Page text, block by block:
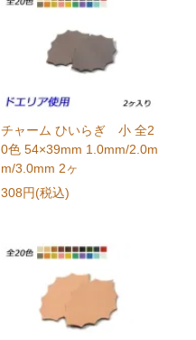
チャーム ひいらぎ 小 全2
0色 54×39mm 1.0mm/2.0m
m/3.0mm 2ヶ
308円(税込)